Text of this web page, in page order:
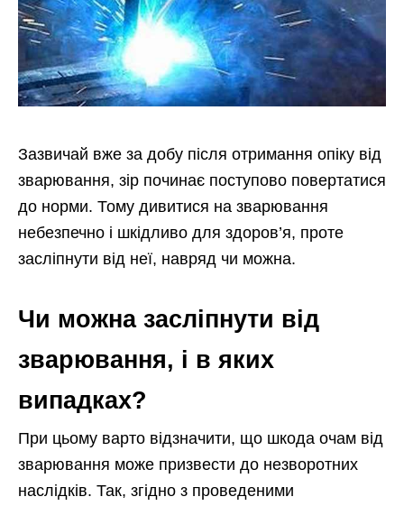
Зазвичай вже за добу після отримання опіку від
зварювання, зір починає поступово повертатися
до норми. Тому дивитися на зварювання
небезпечно і шкідливо для здоров’я, проте
засліпнути від неї, навряд чи можна.
Чи можна засліпнути від
зварювання, і в яких
випадках?
При цьому варто відзначити, що шкода очам від
зварювання може призвести до незворотних
наслідків. Так, згідно з проведеними